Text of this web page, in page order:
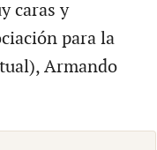
caras y
para la
Armando